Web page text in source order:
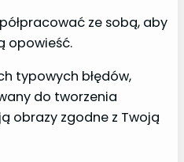
ze sobą, aby
opowieść.
typowych błędów,
do tworzenia
obrazy zgodne z Twoją